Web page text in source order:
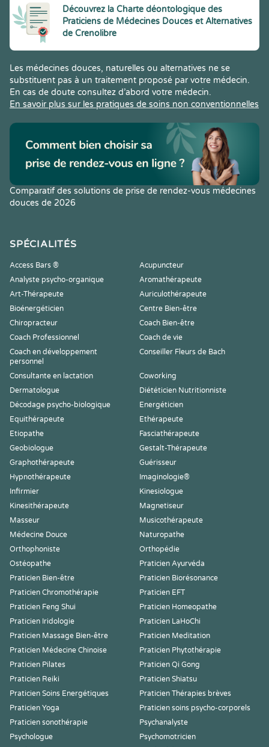
Découvrez la Charte déontologique des
Praticiens de Médecines Douces et Alternatives
de Crenolibre
Les médecines douces, naturelles ou alternatives ne se
substituent pas à un traitement proposé par votre médecin.
En cas de doute consultez d’abord votre médecin.
En savoir plus sur les pratiques de soins non conventionnelles
Comparatif des solutions de prise de rendez-vous médecines
douces de 2026
SPÉCIALITÉS
Access Bars ®
Acupuncteur
Analyste psycho-organique
Aromathérapeute
Art-Thérapeute
Auriculothérapeute
Bioénergéticien
Centre Bien-être
Chiropracteur
Coach Bien-être
Coach Professionnel
Coach de vie
Coach en développement
personnel
Conseiller Fleurs de Bach
Consultante en lactation
Coworking
Dermatologue
Diététicien Nutritionniste
Décodage psycho-biologique
Energéticien
Equithérapeute
Ethérapeute
Etiopathe
Fasciathérapeute
Geobiologue
Gestalt-Thérapeute
Graphothérapeute
Guérisseur
Hypnothérapeute
Imaginologie®
Infirmier
Kinesiologue
Kinesithérapeute
Magnetiseur
Masseur
Musicothérapeute
Médecine Douce
Naturopathe
Orthophoniste
Orthopédie
Ostéopathe
Praticien Ayurvéda
Praticien Bien-être
Praticien Biorésonance
Praticien Chromothérapie
Praticien EFT
Praticien Feng Shui
Praticien Homeopathe
Praticien Iridologie
Praticien LaHoChi
Praticien Massage Bien-être
Praticien Meditation
Praticien Médecine Chinoise
Praticien Phytothérapie
Praticien Pilates
Praticien Qi Gong
Praticien Reiki
Praticien Shiatsu
Praticien Soins Energétiques
Praticien Thérapies brèves
Praticien Yoga
Praticien soins psycho-corporels
Praticien sonothérapie
Psychanalyste
Psychologue
Psychomotricien